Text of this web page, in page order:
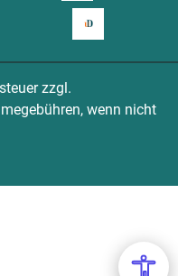
zzgl.
wenn nicht